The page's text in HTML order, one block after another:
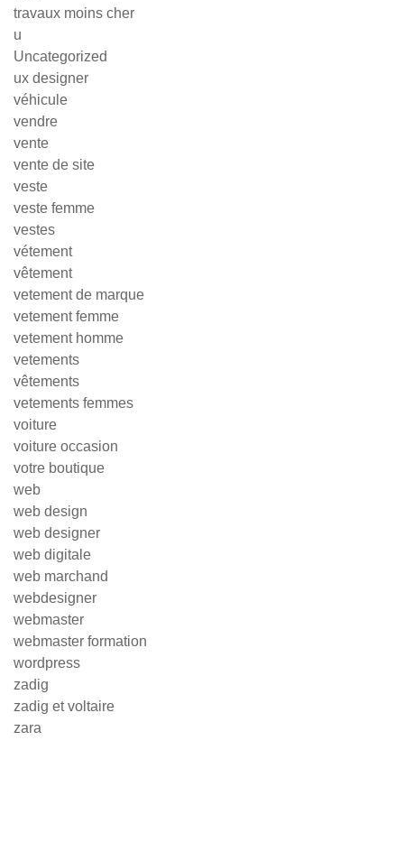
travaux moins cher
u
Uncategorized
ux designer
véhicule
vendre
vente
vente de site
veste
veste femme
vestes
vétement
vêtement
vetement de marque
vetement femme
vetement homme
vetements
vêtements
vetements femmes
voiture
voiture occasion
votre boutique
web
web design
web designer
web digitale
web marchand
webdesigner
webmaster
webmaster formation
wordpress
zadig
zadig et voltaire
zara